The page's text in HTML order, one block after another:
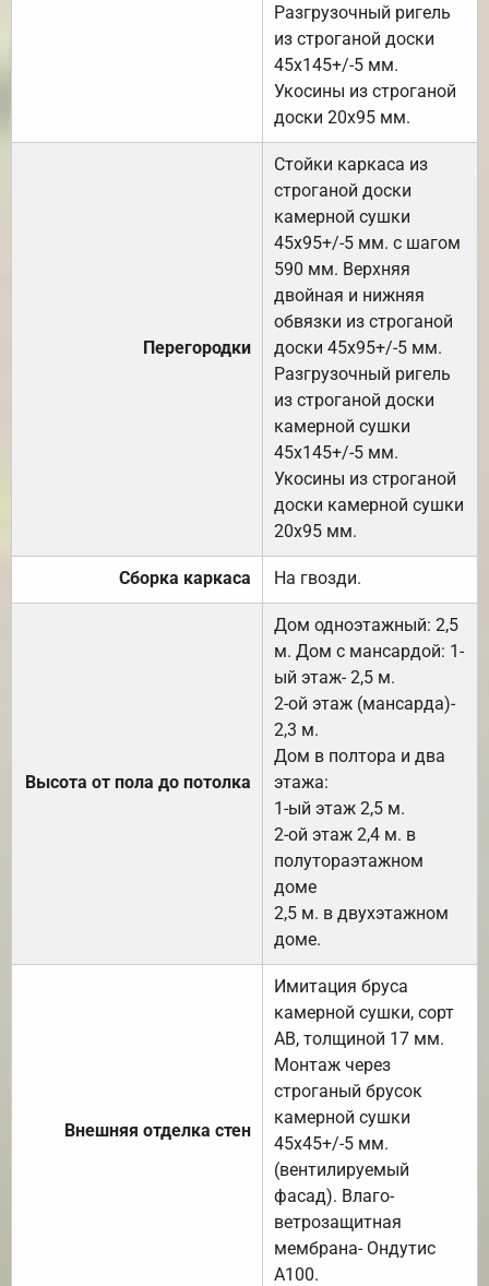
Разгрузочный ригель
из строганой доски
45х145+/-5 мм.
Укосины из строганой
доски 20х95 мм.
Перегородки
Стойки каркаса из
строганой доски
камерной сушки
45х95+/-5 мм. с шагом
590 мм. Верхняя
двойная и нижняя
обвязки из строганой
доски 45х95+/-5 мм.
Разгрузочный ригель
из строганой доски
камерной сушки
45х145+/-5 мм.
Укосины из строганой
доски камерной сушки
20х95 мм.
Сборка каркаса На гвозди.
Высота от пола до потолка
Дом одноэтажный: 2,5
м. Дом с мансардой: 1-
ый этаж- 2,5 м.
2-ой этаж (мансарда)-
2,3 м.
Дом в полтора и два
этажа:
1-ый этаж 2,5 м.
2-ой этаж 2,4 м. в
полутораэтажном
доме
2,5 м. в двухэтажном
доме.
Внешняя отделка стен
Имитация бруса
камерной сушки, сорт
АВ, толщиной 17 мм.
Монтаж через
строганый брусок
камерной сушки
45х45+/-5 мм.
(вентилируемый
фасад). Влаго-
ветрозащитная
мембрана- Ондутис
А100.